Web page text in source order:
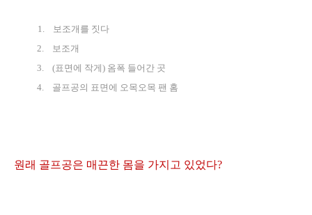
1.
보조개를 짓다
2.
보조개
3.
(표면에 작게) 옴폭 들어간 곳
4.
골프공의 표면에 오목오목 팬 홈
원래 골프공은 매끈한 몸을 가지고 있었다?